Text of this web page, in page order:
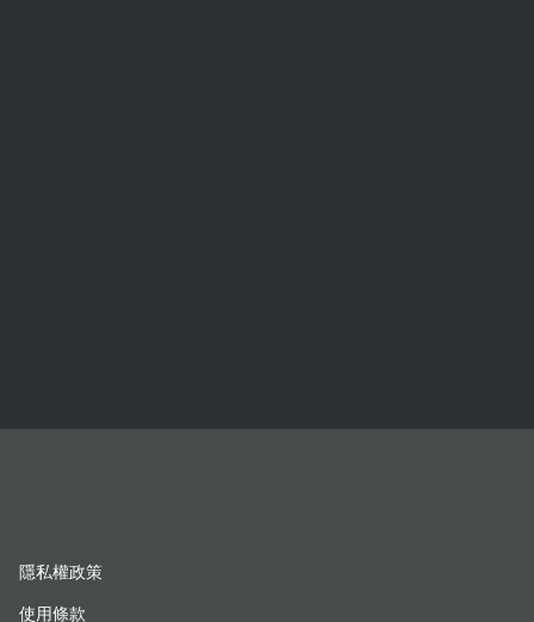
隱私權政策
使用條款